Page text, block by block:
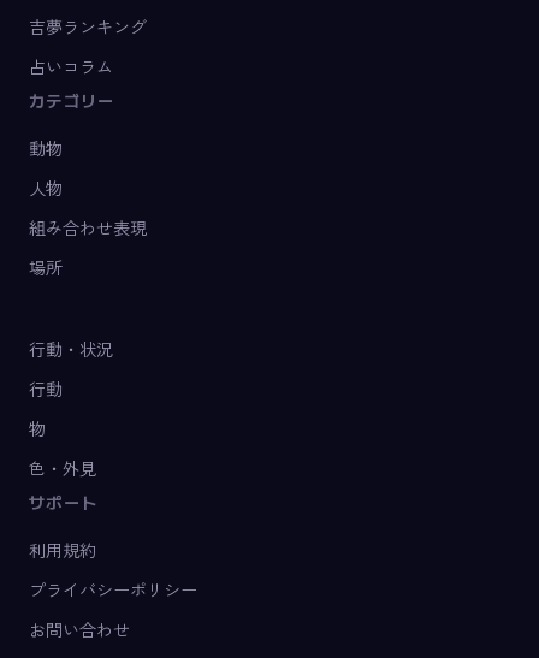
吉夢ランキング
占いコラム
カテゴリー
動物
人物
組み合わせ表現
場所
行動・状況
行動
物
色・外見
サポート
利用規約
プライバシーポリシー
お問い合わせ